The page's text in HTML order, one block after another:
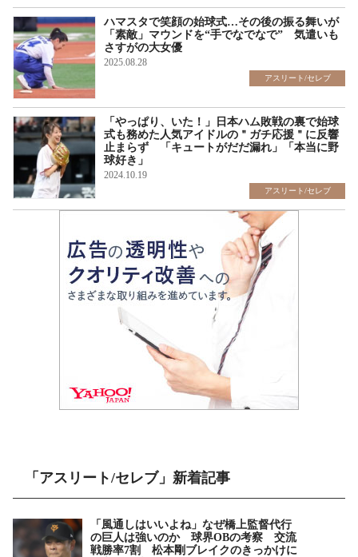
ハマスタで笑顔の始球式…その後の振る舞いが
「素敵」マウンドを“手でなでなで” 気遣いも
さすがの大女優
2025.08.28
アスリート/セレブ
「やっぱり、いた！」日本ハム敗戦の裏で始球
式も務めた人気アイドルの＂ガチ応援＂に反響
止まらず 「キュートがだだ漏れ」「本当に野
球好き」
2024.10.19
アスリート/セレブ
「アスリート/セレブ」新着記事
「風通しはいいよね」なぜ橋上監督代行
の巨人は強いのか 球界OBの考察 交流
戦勝率7割 松本剛ブレイクのきっかけに